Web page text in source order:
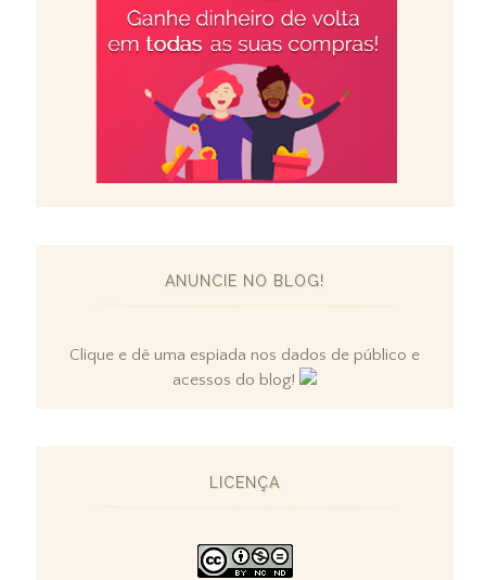
ANUNCIE NO BLOG!
Clique e dê uma espiada nos dados de público e
acessos do blog!
LICENÇA